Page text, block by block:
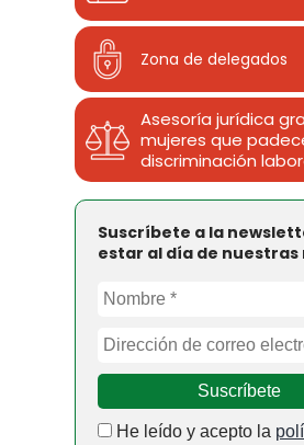
Zona de delegados
Asesoría jurídica
mujeres que
discriminación
Suscríbete a la
estar al día de nuestras
He leído y acepto la